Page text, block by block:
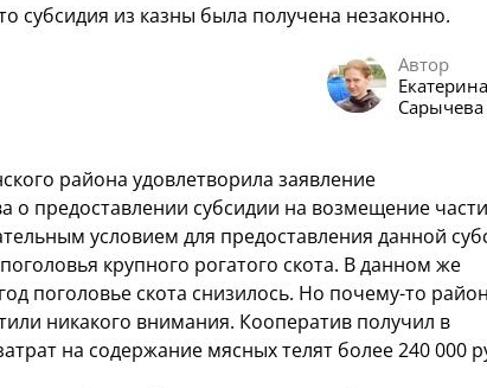
субсидия из казны была получена незаконно.
Автор
Екатерина
Сарычева
района удовлетворила заявление
о предоставлении субсидии на возмещение
условием для предоставления данной
крупного рогатого скота. В данном же
поголовье скота снизилось. Но почему-то
никакого внимания. Кооператив получил в
на содержание мясных телят более 240 000